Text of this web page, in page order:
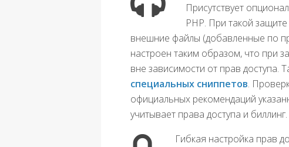
Присутствует
PHP. При такой
внешние файлы (добавленные по
настроен таким образом, что при
вне зависимости от прав доступа.
специальных сниппетов.
официальных рекомендаций
учитывает права доступа и биллинг.
Гибкая настройка прав